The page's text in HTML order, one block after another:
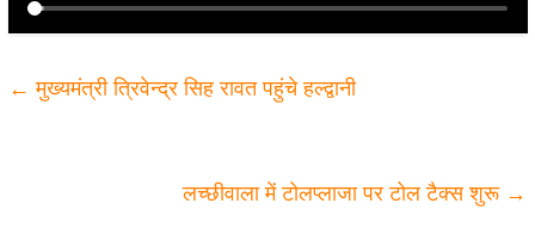
← मुख्यमंत्री त्रिवेन्द्र सिह रावत पहुंचे हल्द्वानी
लच्छीवाला में टोलप्लाजा पर टोल टैक्स शुरू →